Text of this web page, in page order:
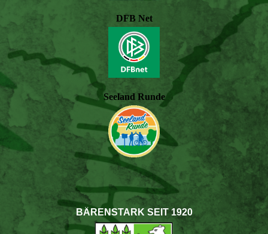
DFB Net
Seeland Runde
BÄRENSTARK SEIT 1920